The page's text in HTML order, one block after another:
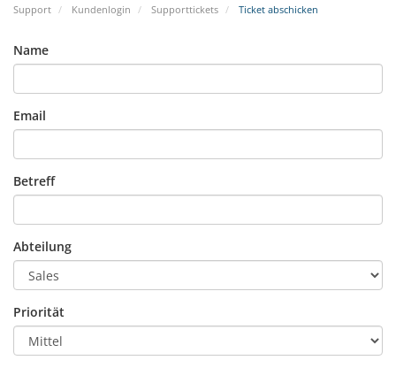
Support Kundenlogin Supporttickets Ticket abschicken
Name
Email
Betreff
Abteilung
Priorität